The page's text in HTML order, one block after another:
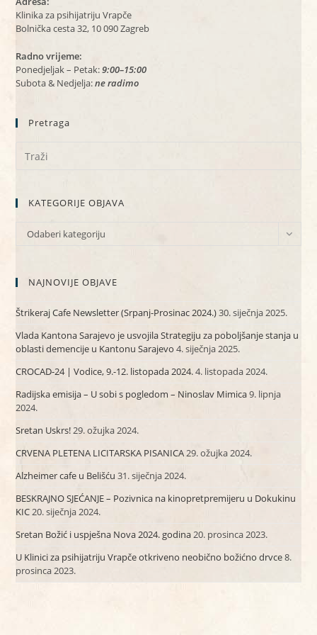
Klinika za psihijatriju Vrapče
Bolnička cesta 32, 10 090 Zagreb
Radno vrijeme:
Ponedjeljak – Petak:9:00–15:00
Subota & Nedjelja:ne radimo
Pretraga
KATEGORIJE OBJAVA
KATEGORIJE
Odaberi kategoriju
NAJNOVIJE OBJAVE
Štrikeraj Cafe Newsletter (Srpanj-Prosinac 2024.)30. siječnja 2025.
Vlada Kantona Sarajevo je usvojila Strategiju za poboljšanje stanja u
oblasti demencije u Kantonu Sarajevo 4. siječnja 2025.
CROCAD-24 | Vodice, 9.-12. listopada 2024.4. listopada 2024.
Radijska emisija – U sobi s pogledom – Ninoslav Mimica9. lipnja
2024.
Sretan Uskrs!29. ožujka 2024.
CRVENA PLETENA LICITARSKA PISANICA29. ožujka 2024.
Alzheimer cafe u Belišću 31. siječnja 2024.
BESKRAJNO SJEĆANJE – Pozivnica na kinopretpremijeru u Dokukinu
KIC20. siječnja 2024.
Sretan Božić i uspješna Nova 2024. godina20. prosinca 2023.
U Klinici za psihijatriju Vrapče otkriveno neobično božićno drvce8.
prosinca 2023.